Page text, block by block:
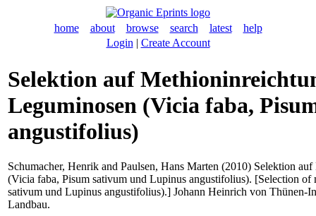
home about browse search latest
help
Login | Create Account
Selektion auf
Leguminosen (Vicia faba,
angustifolius)
Schumacher, Henrik and Paulsen, Hans Marten (2010) Selektion
(Vicia faba, Pisum sativum und Lupinus angustifolius). [Selection
sativum und Lupinus angustifolius).] Johann Heinrich von Thünen-
Landbau.